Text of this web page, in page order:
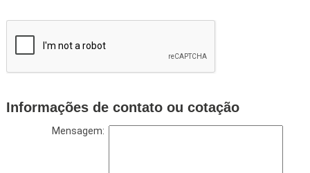
Informações de contato ou cotação
Mensagem: